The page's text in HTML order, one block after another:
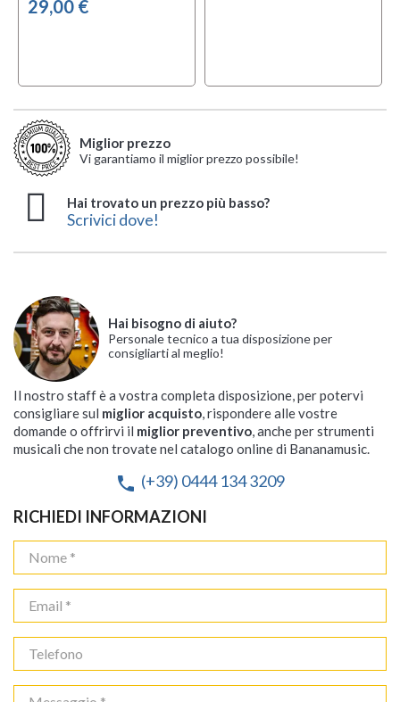
29,00 €
Miglior prezzo
Vi garantiamo il miglior prezzo possibile!
Hai trovato un prezzo più basso?
Scrivici dove!
Hai bisogno di aiuto?
Personale tecnico a tua disposizione per
consigliarti al meglio!
Il nostro staff è a vostra completa disposizione, per potervi
consigliare sul miglior acquisto, rispondere alle vostre
domande o offrirvi il miglior preventivo, anche per strumenti
musicali che non trovate nel catalogo online di Bananamusic.
phone (+39) 0444 134 3209
RICHIEDI INFORMAZIONI